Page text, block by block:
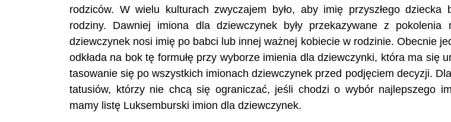
rodziców. W wielu kulturach zwyczajem było, aby imię przyszłego dziecka
rodziny. Dawniej imiona dla dziewczynek były przekazywane z
dziewczynek nosi imię po babci lub innej ważnej kobiecie w rodzinie. Obecnie
odkłada na bok tę formułę przy wyborze imienia dla dziewczynki, która ma się
tasowanie się po wszystkich imionach dziewczynek przed podjęciem decyzji.
tatusiów, którzy nie chcą się ograniczać, jeśli chodzi o wybór najlepszego
mamy listę Luksemburski imion dla dziewczynek.